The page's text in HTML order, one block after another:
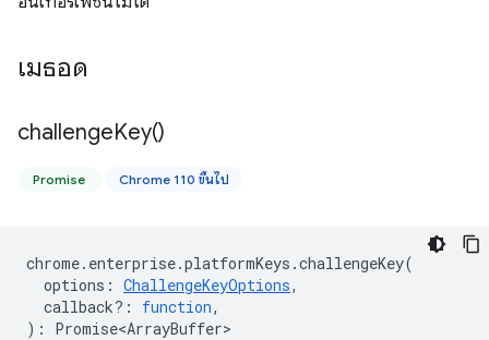
เมธอด
challengeKey()
Promise Chrome 110 ขึ้นไป
chrome. enterprise.platformKeys .challengeKey(
options : ChallengeKeyOptions,
callback? : function,
) : Promise<ArrayBuffer>